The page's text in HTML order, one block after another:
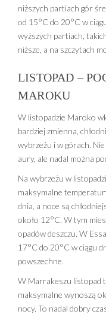
niższych partiach gór
od 15°C do 20°C w
wyższych partiach,
niższe, a na szczytach
LISTOPAD –
MAROKU
W listopadzie Maroko
bardziej zmienna,
wybrzeżu i w górach.
aury, ale nadal można
Na wybrzeżu w
maksymalne
dnia, a noce są
około 12°C. W tym
opadów deszczu. W
17°C do 20°C w ciągu
powszechne.
W Marrakeszu listopad
maksymalne wynoszą
nocy. To nadal dobry